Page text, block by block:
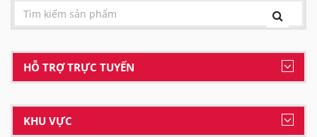
HỖ TRỢ TRỰC TUYẾN
KHU VỰC